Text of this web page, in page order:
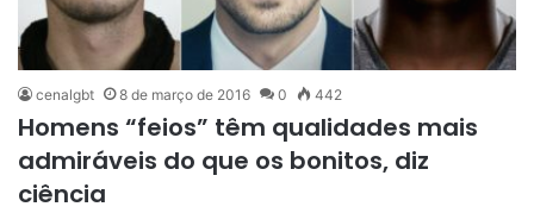
cenalgbt 8 de março de 2016 0 442
Homens “feios” têm qualidades mais
admiráveis do que os bonitos, diz
ciência